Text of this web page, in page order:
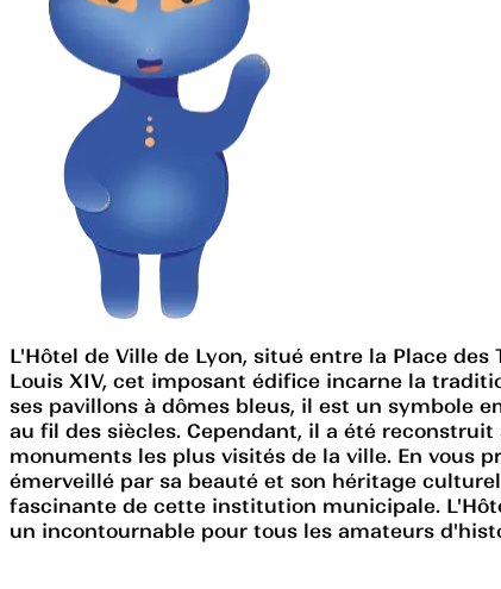
L'Hôtel de Ville de Lyon, situé entre la Place
Louis XIV, cet imposant édifice incarne la
ses pavillons à dômes bleus, il est un symbole
au fil des siècles. Cependant, il a été
monuments les plus visités de la ville. En vous
émerveillé par sa beauté et son héritage
fascinante de cette institution municipale.
un incontournable pour tous les amateurs